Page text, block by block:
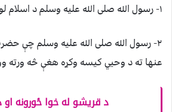
۱- رسول الله صلی الله عليه وسلم د اسلام لومړنۍ بلنه چاته ورکړه؟
۲- رسول الله صلی الله عليه وسلم چې
عنها ته د وحيي کيسه وکړه هغې څه ورته
د قريشو له خوا ځورونه